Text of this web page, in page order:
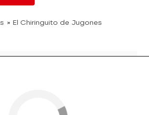
» El Chiringuito de Jugones